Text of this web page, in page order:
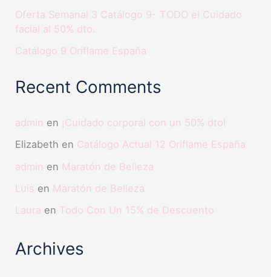
Oferta Semanal 3 Catálogo 9- TODO el Cuidado
facial al 50% dto.
Catálogo 9 Oriflame España
Recent Comments
admin en ¡Cuidado corporal con un 50% dto!
Elizabeth en Catálogo Actual 12 Oriflame España
admin en Maratón de Belleza
Luis en Maratón de Belleza
Laura en Todo Con Un 15% de Descuento
Archives